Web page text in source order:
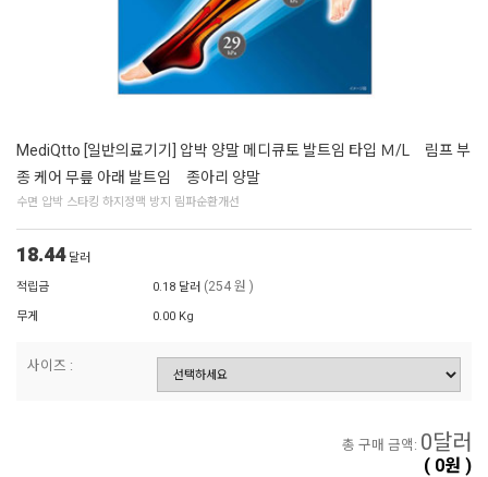
MediQtto [일반의료기기] 압박 양말 메디큐토 발트임 타입 Ｍ/L 림프 부
종 케어 무릎 아래 발트임 종아리 양말
수면 압박 스타킹 하지정맥 방지 림파순환개선
18.44 달러
적립금
0.18 달러 (254 원 )
무게 0.00 Kg
사이즈 :
총 구매 금액: 0달러
( 0원 )